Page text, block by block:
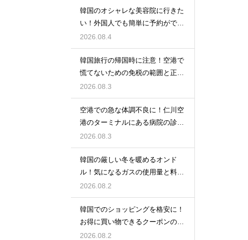
韓国のオシャレな美容院に行きた
い！外国人でも簡単に予約ができ
るアプリ
2026.08.4
韓国旅行の帰国時に注意！空港で
慌てないための免税の範囲と正し
い計算
2026.08.3
空港での急な体調不良に！仁川空
港のターミナルにある病院の診療
時間
2026.08.3
韓国の厳しい冬を暖めるオンド
ル！気になるガスの使用量と料金
の目安
2026.08.2
韓国でのショッピングを格安に！
お得に買い物できるクーポンの賢
い探し方
2026.08.2